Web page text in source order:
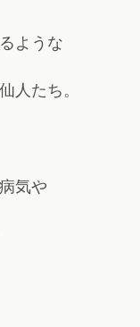
ような
人たち。
気や